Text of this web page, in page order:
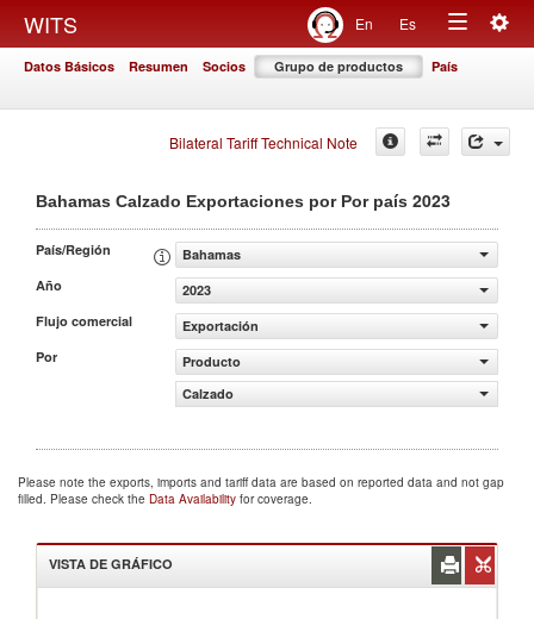
WITS En Es
Toggle
Datos Básicos Resumen Socios Grupo de productos País
Bilateral Tariff Technical Note
Bahamas Calzado Exportaciones por Por país 2023
País/Región
Bahamas
Año
2023
Flujo comercial
Exportación
Por
Producto
Calzado
Please note the exports, imports and tariff data are based on reported data and not gap
filled. Please check the Data Availability for coverage.
VISTA DE GRÁFICO